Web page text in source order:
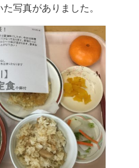
写真がありました。